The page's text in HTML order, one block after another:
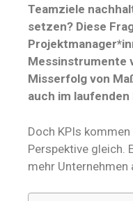
Teamziele
setzen? Diese
Messinstrumente
Misserfolg von
auch im
Doch KPIs
Perspektive gleich.
mehr Unternehmen